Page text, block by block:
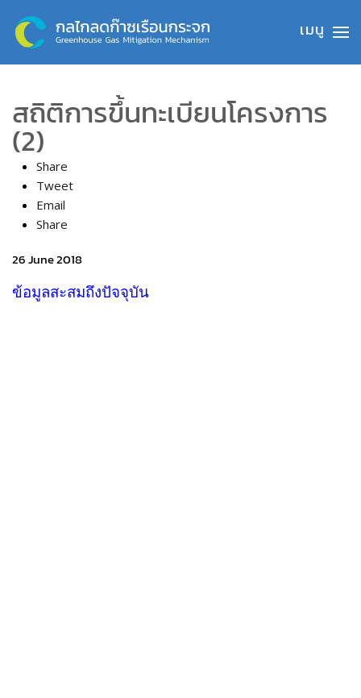
Skip to main content
สถิติการขึ้นทะเบียนโครงการ
(2)
Share
Tweet
Email
Share
26 June 2018
ข้อมูลสะสมถึงปัจจุบัน